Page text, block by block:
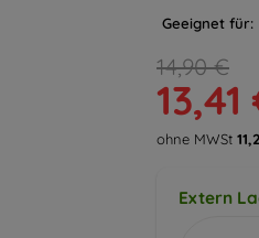
Geeignet für:
14,90 €
13,41
ohne MWSt
Extern